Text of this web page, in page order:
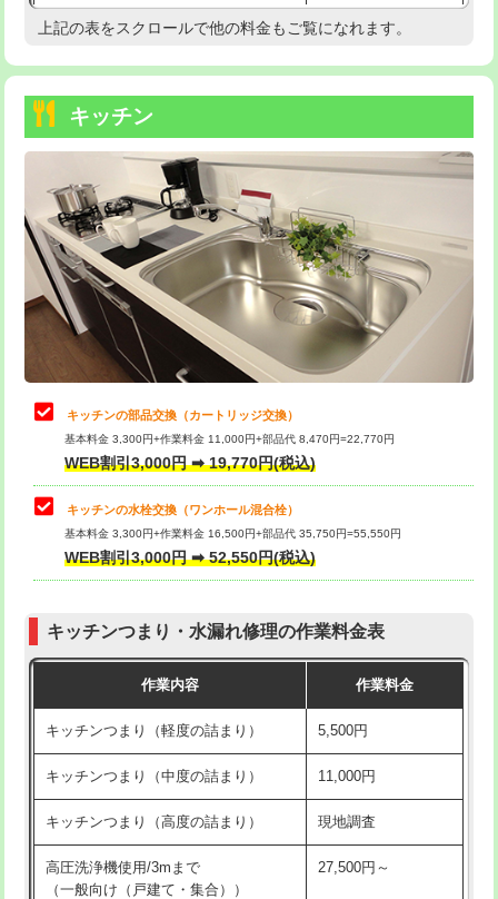
持込商品取付（温水洗浄便座） 22,000円
持込商品取付（普通便座⇔温水洗浄便
22,000円
給水管工事※（ホール加工)
給水管工事※（バンド止め) 3,300円
給水管工事※（支持金具設置) 5,500円
給水管工事※（保温材使用（バンド止
め込み）)
5,500円
給水管工事※（土の掘削・埋め戻し作
11,000円
給水管工事※（塩ビ管（VP・HI）使
用/3ｍまで)
給水管工事※（塩ビ管（VP・HI）使
用（追加）/3ｍ超え)
給水管工事※（ライニング鋼管・銅
管・ポリ管・HT管使用/3ｍまで)
44,000円
管・ポリ管・HT管使用/3ｍ超え)
排水管工事（土の掘削・埋め戻し作
11,000円~
排水管工事（排水管工事/3ｍまで） 55,000円
排水管工事（追加 排水管工事/3ｍ超
+11,000円
マス交換（土の掘削・埋め戻し作業）
高度高圧洗浄換 現地調査
トーラー機使用/3mまで
追加トーラー機使用/3m超え +3,300円
カメラ調査 33,000円
桝清掃 8,800円
止水・漏水調査・防水処理・清掃・修
理・調整・分解・加工など（軽作業）
11,000円
止水・漏水調査・防水処理・清掃・修
理・調整・分解・加工など（中作業）
22,000円
止水・漏水調査・防水処理・清掃・修
理・調整・分解・加工など（重作業）
33,000円
お風呂タンク脱着
その他部品の脱着
式・ワンホール）)
交換・取付(排水栓・排水トラップ
22,000円+材料費
上記の表をスクロールで他の料金もご覧になれます。
キッチン
キッチンの部品交換（カートリッジ交換）
基本料金 3,300円+作業料金 11,000円+部品代 8,470円=22,770円
WEB割引3,000円 ➡ 19,770円(税込)
キッチンの水栓交換（ワンホール混合栓）
基本料金 3,300円+作業料金 16,500円+部品代 35,750円=55,550円
WEB割引3,000円 ➡ 52,550円(税込)
キッチンつまり・水漏れ修理の作業料金表
作業内容 作業料金
キッチンつまり（軽度の詰まり） 5,500円
キッチンつまり（中度の詰まり） 11,000円
キッチンつまり（高度の詰まり） 現地調査
高圧洗浄機使用/3mまで
（一般向け（戸建て・集合））
27,500円～